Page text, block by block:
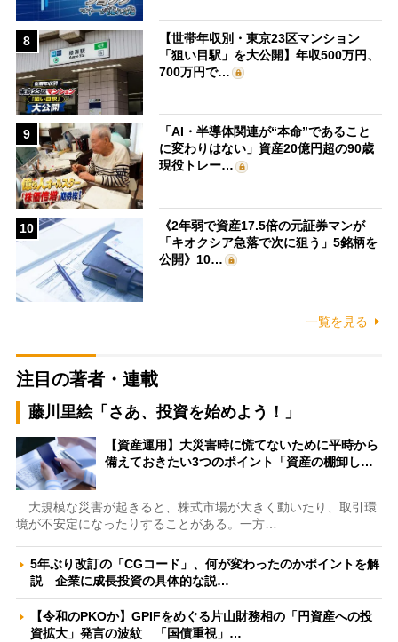
8
【世帯年収別・東京23区マンション
「狙い目駅」を大公開】年収500万円、
700万円で…
9
「AI・半導体関連が“本命”であること
に変わりはない」資産20億円超の90歳
現役トレー…
10
《2年弱で資産17.5倍の元証券マンが
「キオクシア急落で次に狙う」5銘柄を
公開》10…
一覧を見る
注目の著者・連載
藤川里絵「さあ、投資を始めよう！」
【資産運用】大災害時に慌てないために平時から
備えておきたい3つのポイント「資産の棚卸し…
大規模な災害が起きると、株式市場が大きく動いたり、取引環
境が不安定になったりすることがある。一方…
5年ぶり改訂の「CGコード」、何が変わったのかポイントを解
説 企業に成長投資の具体的な説…
【令和のPKOか】GPIFをめぐる片山財務相の「円資産への投
資拡大」発言の波紋 「国債重視」…